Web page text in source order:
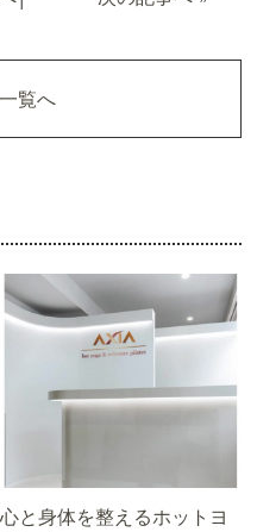
覧へ
心と身体を整えるホットヨ